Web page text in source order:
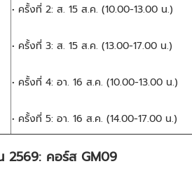
• ครั้งที่ 2: ส. 15 ส.ค. (10.00-13.00 น.)
• ครั้งที่ 3: ส. 15 ส.ค. (13.00-17.00 น.)
• ครั้งที่ 4: อา. 16 ส.ค. (10.00-13.00 น.)
• ครั้งที่ 5: อา. 16 ส.ค. (14.00-17.00 น.)
2569: คอร์ส GM09